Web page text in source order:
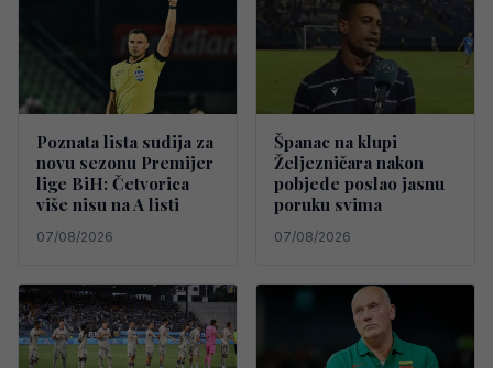
Poznata lista sudija za
novu sezonu Premijer
lige BiH: Četvorica
više nisu na A listi
07/08/2026
Španac na klupi
Željezničara nakon
pobjede poslao jasnu
poruku svima
07/08/2026